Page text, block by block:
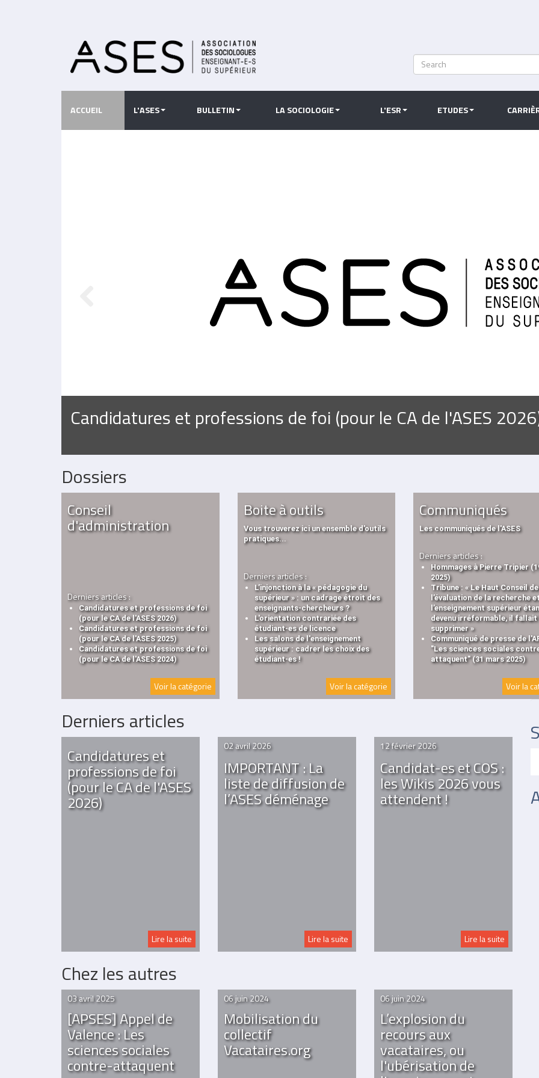
Rechercher
Search
ACCUEIL L'ASES BULLETIN LA SOCIOLOGIE L'ESR ETUDES
Candidatures et professions de foi (pour le CA de l'ASES
Dossiers
Conseil
d'administration
Voir la catégorie
Derniers articles :
Candidatures et professions de foi
(pour le CA de l'ASES 2026)
Candidatures et professions de foi
(pour le CA de l'ASES 2025)
Candidatures et professions de foi
(pour le CA de l'ASES 2024)
Boite à outils
Vous trouverez ici un ensemble d'outils
pratiques...
Voir la catégorie
Derniers articles :
L’injonction à la « pédagogie du
supérieur » : un cadrage étroit des
enseignants-chercheurs ?
L'orientation contrariée des
étudiant-es de licence
Les salons de l'enseignement
supérieur : cadrer les choix des
étudiant-es !
Communiqués
Les communiqués de l'ASES
Voir la
Derniers articles :
Hommages à Pierre Tripier
2025)
Tribune : « Le Haut Conseil de
l’évaluation de la recherche
l’enseignement supérieur
devenu irréformable, il fallait
supprimer »
Communiqué de presse de
"Les sciences sociales
attaquent" (31 mars 2025)
Derniers articles
Candidatures et
professions de foi
(pour le CA de l'ASES
2026)
Lire la suite
02 avril 2026
IMPORTANT : La
liste de diffusion de
l’ASES déménage
Lire la suite
12 février 2026
Candidat-es et COS :
les Wikis 2026 vous
attendent !
Lire la suite
Chez les autres
03 avril 2025
[APSES] Appel de
Valence : Les
sciences sociales
contre-attaquent
06 juin 2024
Mobilisation du
collectif
Vacataires.org
06 juin 2024
L’explosion du
recours aux
vacataires, ou
l'ubérisation de